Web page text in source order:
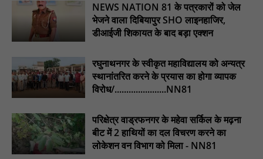
NEWS NATION 81 के पत्रकारों को जेल
भेजने वाला दिबियापुर SHO लाइनहाजिर,
डीआईजी शिकायत के बाद बड़ा एक्शन
रघुनाथनगर के स्वीकृत महाविद्यालय को अन्यत्र
स्थानांतरित करने के प्रयास का होगा व्यापक
विरोध/......................NN81
परिक्षेत्र वाड्रफनगर के महेवा सर्किल के मढ़ना
बीट में 2 हाथियों का दल विचरण करने का
लोकेशन वन विभाग को मिला - NN81